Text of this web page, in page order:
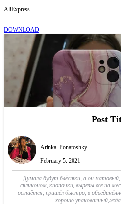
AliExpress
DOWNLOAD
Post
Arinka_Ponaroshky
February 5, 2021
Думала будут блёстки, а он матовый,
силиконом, кнопочки, вырезы все на
остаётся, пришёл быстро, в
хорошо